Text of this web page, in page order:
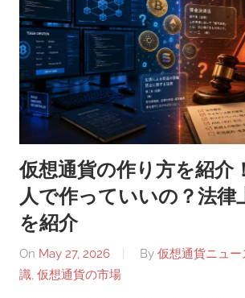
仮想通貨の作り方を紹介
人で作っていいの？法律
を紹介
On May 27, 2026 By 仮想通貨ニュー
識 仮想通貨の市場